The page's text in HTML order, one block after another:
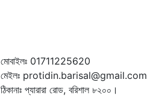
মোবাইলঃ 01711225620
মেইলঃ protidin.barisal@gmail.com
ঠিকানাঃ প্যারারা রোড, বরিশাল ৮২০০।